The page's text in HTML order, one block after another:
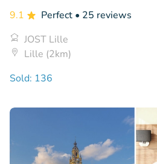
9.1 Perfect • 25 reviews
JOST Lille
Lille (2km)
Sold: 136